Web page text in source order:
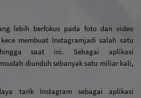
lebih berfokus pada foto dan video
membuat Instagramjadi salah satu
tarik Instagram sebagai aplikasi